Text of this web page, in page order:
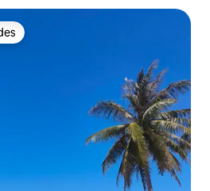
dos hóspedes